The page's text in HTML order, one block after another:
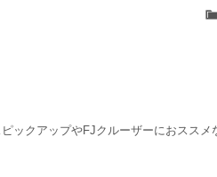
ックアップやFJクルーザーにおススメ